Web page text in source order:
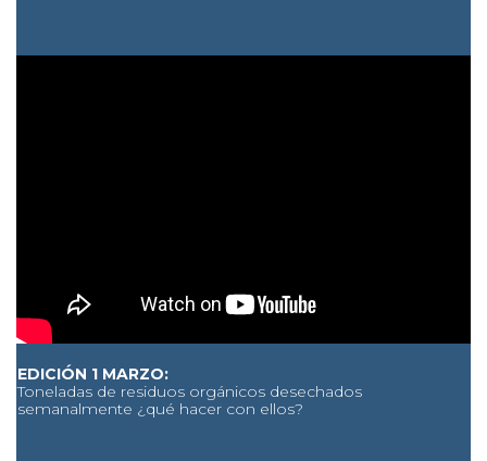
EDICIÓN 1 MARZO:
Toneladas de residuos orgánicos desechados
semanalmente ¿qué hacer con ellos?